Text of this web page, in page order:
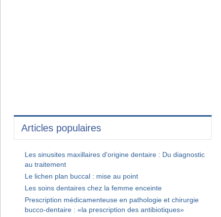
Articles populaires
Les sinusites maxillaires d'origine dentaire : Du diagnostic
au traitement
Le lichen plan buccal : mise au point
Les soins dentaires chez la femme enceinte
Prescription médicamenteuse en pathologie et chirurgie
bucco-dentaire : «la prescription des antibiotiques»